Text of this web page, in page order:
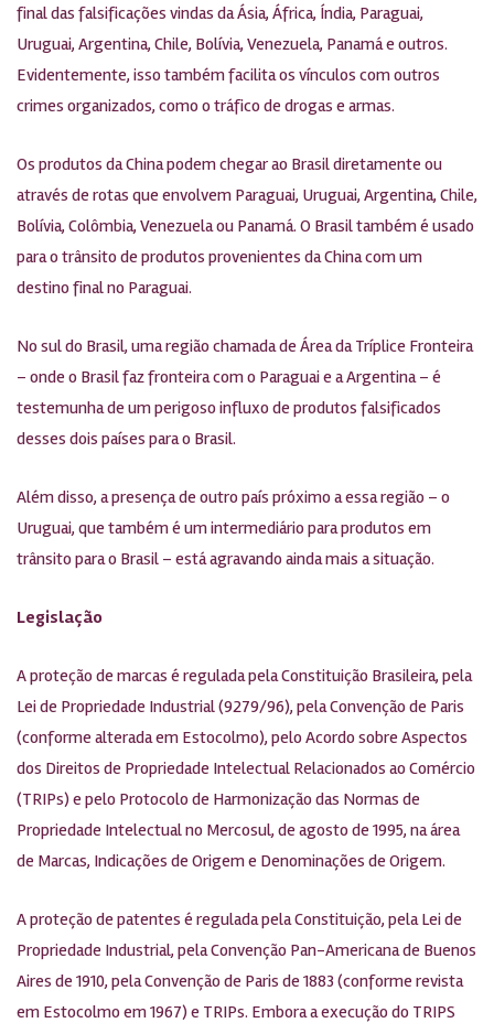
final das falsificações vindas da Ásia, África, Índia, Paraguai,
Uruguai, Argentina, Chile, Bolívia, Venezuela, Panamá e outros.
Evidentemente, isso também facilita os vínculos com outros
crimes organizados, como o tráfico de drogas e armas.
Os produtos da China podem chegar ao Brasil diretamente ou
através de rotas que envolvem Paraguai, Uruguai, Argentina, Chile,
Bolívia, Colômbia, Venezuela ou Panamá. O Brasil também é usado
para o trânsito de produtos provenientes da China com um
destino final no Paraguai.
No sul do Brasil, uma região chamada de Área da Tríplice Fronteira
– onde o Brasil faz fronteira com o Paraguai e a Argentina – é
testemunha de um perigoso influxo de produtos falsificados
desses dois países para o Brasil.
Além disso, a presença de outro país próximo a essa região – o
Uruguai, que também é um intermediário para produtos em
trânsito para o Brasil – está agravando ainda mais a situação.
Legislação
A proteção de marcas é regulada pela Constituição Brasileira, pela
Lei de Propriedade Industrial (9279/96), pela Convenção de Paris
(conforme alterada em Estocolmo), pelo Acordo sobre Aspectos
dos Direitos de Propriedade Intelectual Relacionados ao Comércio
(TRIPs) e pelo Protocolo de Harmonização das Normas de
Propriedade Intelectual no Mercosul, de agosto de 1995, na área
de Marcas, Indicações de Origem e Denominações de Origem.
A proteção de patentes é regulada pela Constituição, pela Lei de
Propriedade Industrial, pela Convenção Pan-Americana de Buenos
Aires de 1910, pela Convenção de Paris de 1883 (conforme revista
em Estocolmo em 1967) e TRIPs. Embora a execução do TRIPS